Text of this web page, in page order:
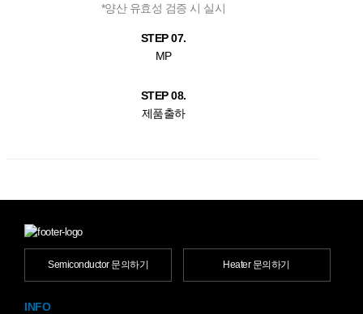
*양산 유효성 검증 시 실시
STEP 07.
MP
STEP 08.
제품출하
Semiconductor 문의하기 Heater 문의하기
INFO